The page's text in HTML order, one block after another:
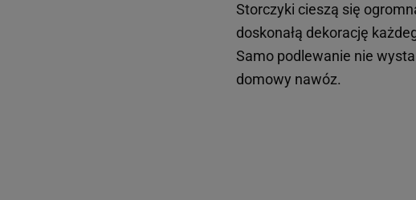
Storczyki cieszą się
doskonałą dekorację
Samo podlewanie nie
domowy nawóz.